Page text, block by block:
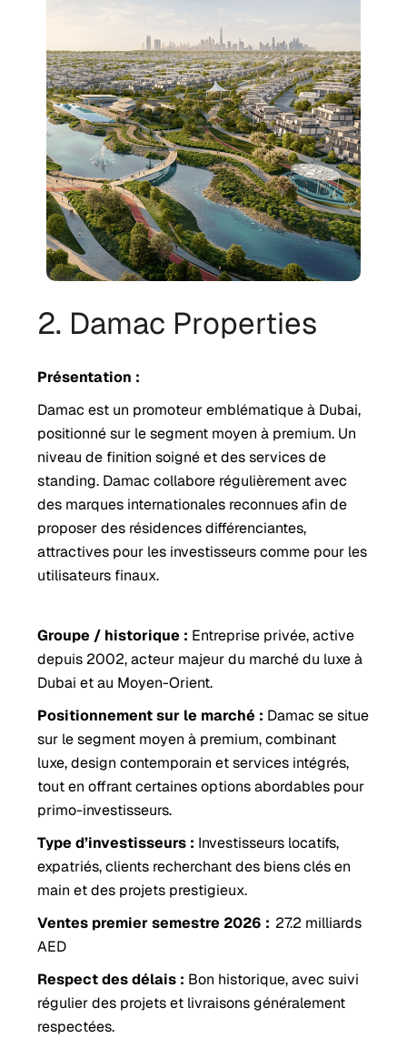
2. Damac Properties
Présentation :
Damac est un promoteur emblématique à Dubai,
positionné sur le segment moyen à premium. Un
niveau de finition soigné et des services de
standing. Damac collabore régulièrement avec
des marques internationales reconnues afin de
proposer des résidences différenciantes,
attractives pour les investisseurs comme pour les
utilisateurs finaux.
Groupe / historique : Entreprise privée, active
depuis 2002, acteur majeur du marché du luxe à
Dubai et au Moyen-Orient.
Positionnement sur le marché : Damac se situe
sur le segment moyen à premium, combinant
luxe, design contemporain et services intégrés,
tout en offrant certaines options abordables pour
primo-investisseurs.
Type d’investisseurs : Investisseurs locatifs,
expatriés, clients recherchant des biens clés en
main et des projets prestigieux.
Ventes premier semestre 2026 : 27.2 milliards
AED
Respect des délais : Bon historique, avec suivi
régulier des projets et livraisons généralement
respectées.